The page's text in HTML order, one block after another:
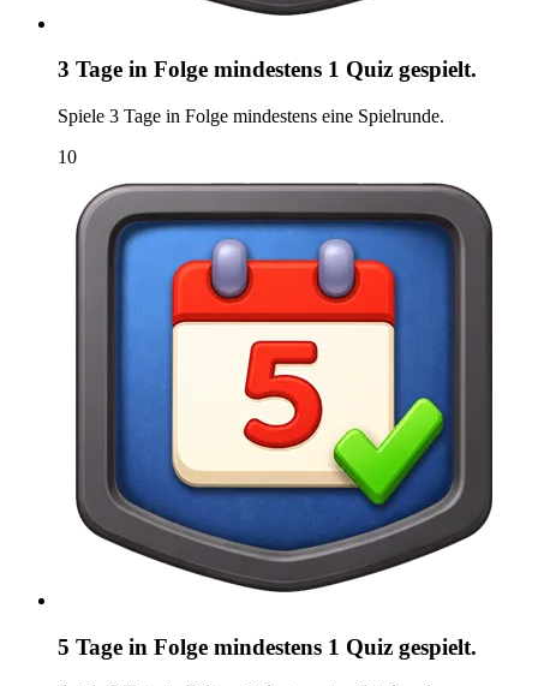
3 Tage in Folge mindestens 1 Quiz gespielt.
Spiele 3 Tage in Folge mindestens eine Spielrunde.
10
5 Tage in Folge mindestens 1 Quiz gespielt.